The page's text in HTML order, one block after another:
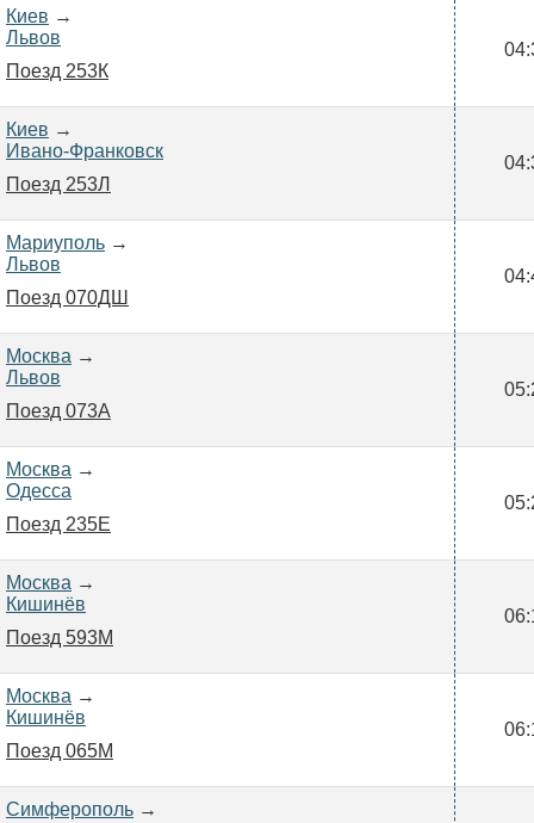
Киев →
Львов
Поезд 253К
Киев →
Ивано-Франковск
Поезд 253Л
Мариуполь →
Львов
Поезд 070ДШ
Москва →
Львов
Поезд 073А
Москва →
Одесса
Поезд 235Е
Москва →
Кишинёв
Поезд 593М
Москва →
Кишинёв
Поезд 065М
Симферополь →